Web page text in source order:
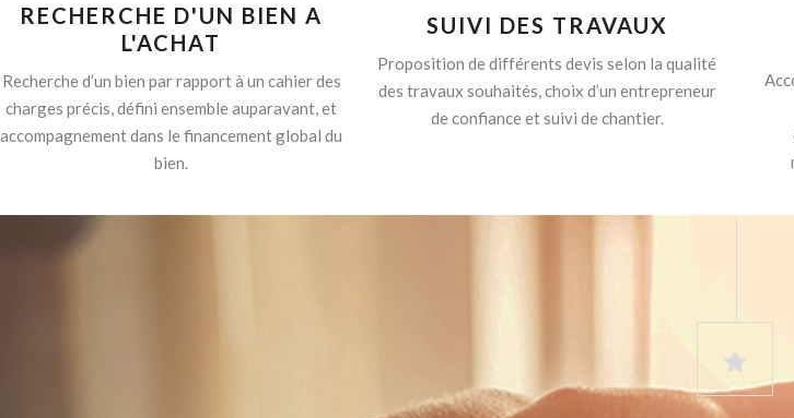
RECHERCHE D'UN BIEN A
L'ACHAT
Recherche d’un bien par rapport à un cahier des
charges précis, défini ensemble auparavant, et
accompagnement dans le financement global du
bien.
SUIVI DES TRAVAUX
Proposition de différents devis selon la qualité
des travaux souhaités, choix d’un entrepreneur
de confiance et suivi de chantier.